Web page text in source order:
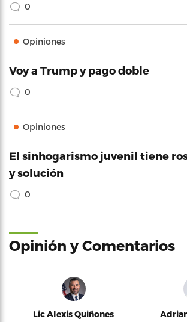
0
Opiniones
Voy a Trump y pago doble
0
Opiniones
El sinhogarismo juvenil tiene
y solución
0
Opinión y Comentarios
Lic Alexis Quiñones